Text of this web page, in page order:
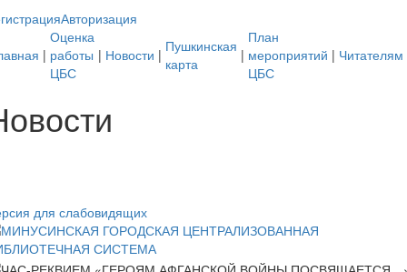
Авторизация
|
Оценка
работы
ЦБС
| Новости | Пушкинская
карта
|
План
мероприятий
ЦБС
| Читателям
для слабовидящих